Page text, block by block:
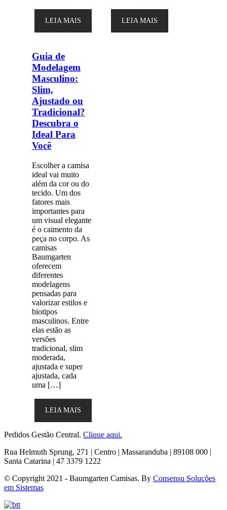
LEIA MAIS LEIA MAIS
Guia de
Modelagem
Masculino:
Slim,
Ajustado ou
Tradicional?
Descubra o
Ideal Para
Você
Escolher a camisa
ideal vai muito
além da cor ou do
tecido. Um dos
fatores mais
importantes para
um visual elegante
é o caimento da
peça no corpo. As
camisas
Baumgarten
oferecem
diferentes
modelagens
pensadas para
valorizar estilos e
biotipos
masculinos. Entre
elas estão as
versões
tradicional, slim
moderada,
ajustada e super
ajustada, cada
uma […]
LEIA MAIS
Pedidos Gestão Central. Clique aqui.
Rua Helmuth Sprung, 271 | Centro | Massaranduba | 89108 000 |
Santa Catarina | 47 3379 1222
© Copyright 2021 - Baumgarten Camisas. By Consensu Soluções
em Sistemas